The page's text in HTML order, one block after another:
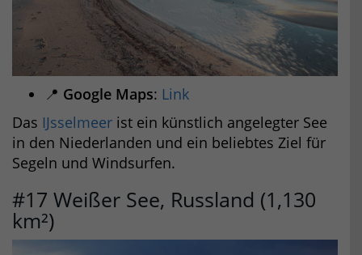
📍 Google Maps: Link
Das IJsselmeer ist ein künstlich angelegter See
in den Niederlanden und ein beliebtes Ziel für
Segeln und Windsurfen.
#17 Weißer See, Russland (1,130
km²)